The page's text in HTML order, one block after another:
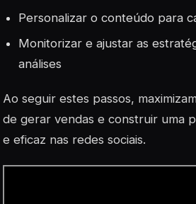
Personalizar o conteúdo para
Monitorizar e ajustar as
análises
Ao seguir estes passos,
de gerar vendas e construir uma
e eficaz nas redes sociais.